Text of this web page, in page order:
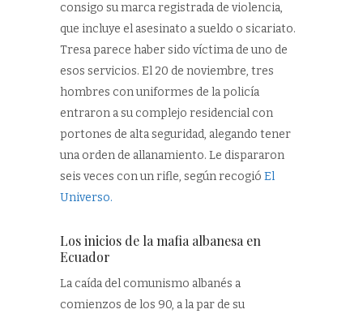
consigo su marca registrada de violencia,
que incluye el asesinato a sueldo o sicariato.
Tresa parece haber sido víctima de uno de
esos servicios. El 20 de noviembre, tres
hombres con uniformes de la policía
entraron a su complejo residencial con
portones de alta seguridad, alegando tener
una orden de allanamiento. Le dispararon
seis veces con un rifle, según recogió El
Universo.
Los inicios de la mafia albanesa en
Ecuador
La caída del comunismo albanés a
comienzos de los 90, a la par de su